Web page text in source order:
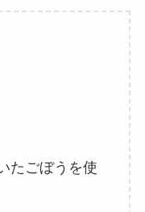
たごぼうを使